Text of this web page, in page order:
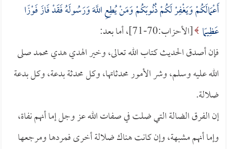
أَعْمَالَكُمْ وَيَغْفِرْ لَكُمْ ذُنُوبَكُمْ وَمَنْ يُطِعِ اللَّهَ وَرَسُولَهُ فَقَدْ فَازَ فَوْزًا
عَظِيمًا [الأحزاب:70-71]، أما بعد:
فإن أصدق الحديث كتاب الله تعالى، وخير الهدي هدي محمد صلى
الله عليه وسلم، وشر الأمور محدثاتها، وكل محدثة بدعة، وكل بدعة
ضلالة.
إن الفرق الضالة التي ضلت في صفات الله عز وجل إما أنهم نفاة،
وإما أنهم مشبهة، وإن كانت هناك ضلالة أخرى فمردها ومرجعها